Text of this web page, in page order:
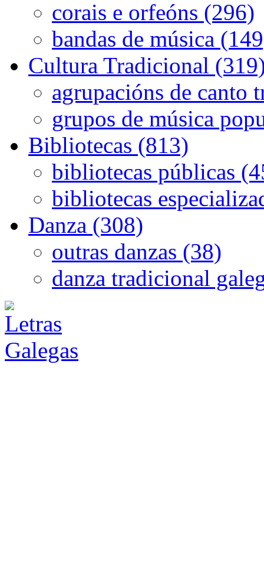
corais e orfeóns (296)
bandas de música
Cultura Tradicional
agrupacións de canto
grupos de música
Bibliotecas (813)
bibliotecas públicas
bibliotecas
Danza (308)
outras danzas (38)
danza tradicional